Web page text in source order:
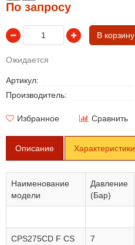
По запросу
В корзину
Ожидается
Артикул:
Производитель:
Избранное Сравнить
Описание Характеристики
Наименование
модели
Давление
(Бар)
CPS275CD F CS
7